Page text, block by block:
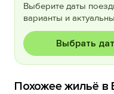
Выберите даты
варианты и
Выбрать
Похожее жильё в